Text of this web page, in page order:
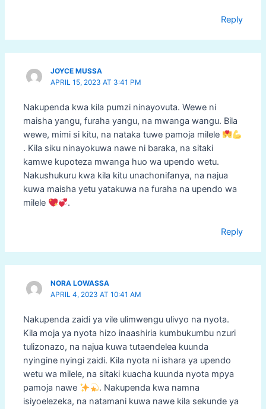
Reply
JOYCE MUSSA
APRIL 15, 2023 AT 3:41 PM
Nakupenda kwa kila pumzi ninayovuta. Wewe ni
maisha yangu, furaha yangu, na mwanga wangu. Bila
wewe, mimi si kitu, na nataka tuwe pamoja milele
. Kila siku ninayokuwa nawe ni baraka, na sitaki
kamwe kupoteza mwanga huo wa upendo wetu.
Nakushukuru kwa kila kitu unachonifanya, na najua
kuwa maisha yetu yatakuwa na furaha na upendo wa
milele
.
Reply
NORA LOWASSA
APRIL 4, 2023 AT 10:41 AM
Nakupenda zaidi ya vile ulimwengu ulivyo na nyota.
Kila moja ya nyota hizo inaashiria kumbukumbu nzuri
tulizonazo, na najua kuwa tutaendelea kuunda
nyingine nyingi zaidi. Kila nyota ni ishara ya upendo
wetu wa milele, na sitaki kuacha kuunda nyota mpya
pamoja nawe
. Nakupenda kwa namna
isiyoelezeka, na natamani kuwa nawe kila sekunde ya